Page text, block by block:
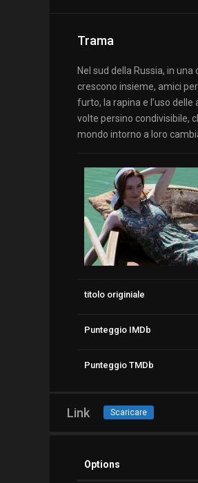
Trama
Nel sud della Russia, in
crescono insieme, amici
furto, la rapina e l’uso
volte persino condivisibile,
mondo intorno a loro
titolo originiale
Punteggio IMDb
Punteggio TMDb
Link Scaricare
Options